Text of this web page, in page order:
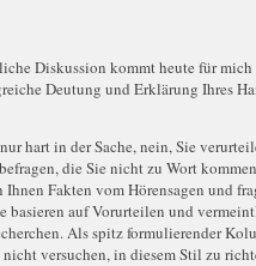
Diskussion kommt heute für mich
Deutung und Erklärung Ihres
hart in der Sache, nein, Sie
die Sie nicht zu Wort
Fakten vom Hörensagen und
basieren auf Vorurteilen und
Als spitz formulierender
versuchen, in diesem Stil zu